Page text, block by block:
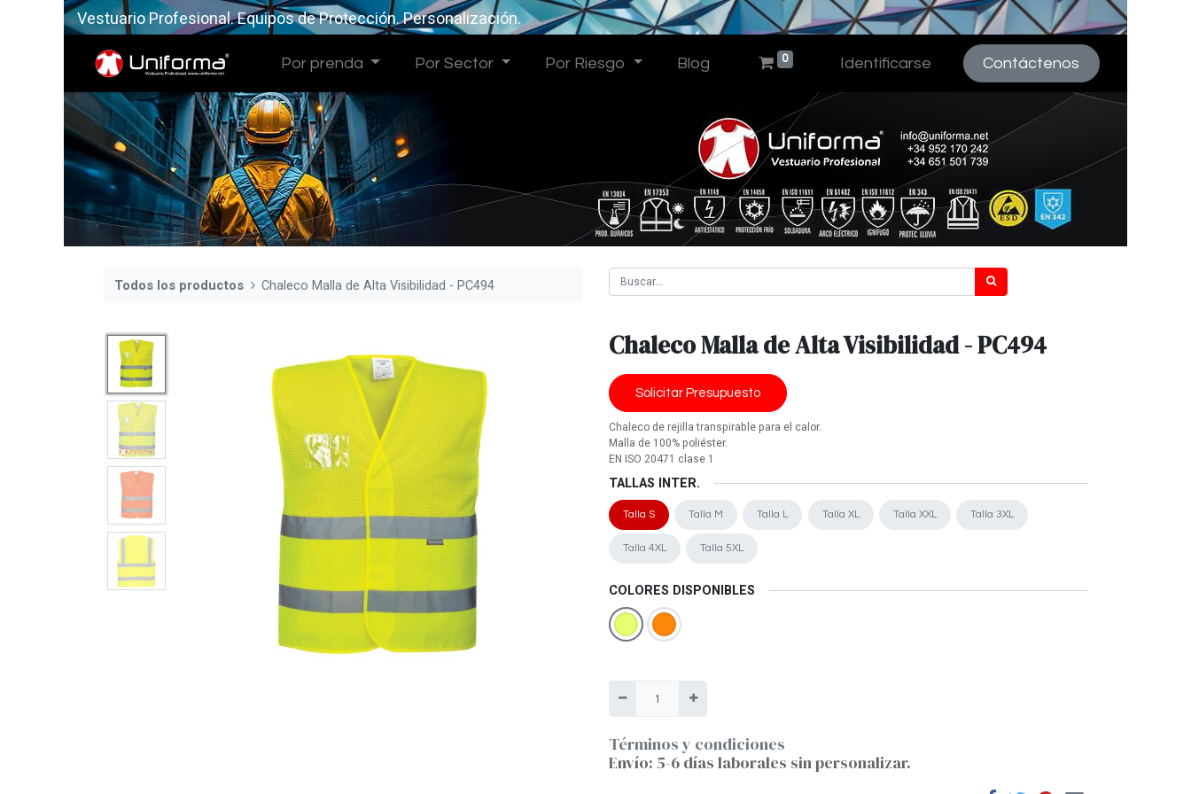
Vestuario Profesional. Equipos de Protección. Personalización.
Por prenda Por Sector Por Riesgo Blog 0 Identificarse Contáctenos
Todos los productos Chaleco Malla de Alta Visibilidad - PC494
Chaleco Malla de Alta Visibilidad - PC494
Solicitar Presupuesto
Chaleco de rejilla transpirable para el calor.
Malla de 100% poliéster.
EN ISO 20471 clase 1
TALLAS INTER.
Talla S Talla M Talla L Talla XL Talla XXL Talla 3XL
Talla 4XL Talla 5XL
COLORES DISPONIBLES
Términos y condiciones
Envío: 5-6 días laborales sin personalizar.